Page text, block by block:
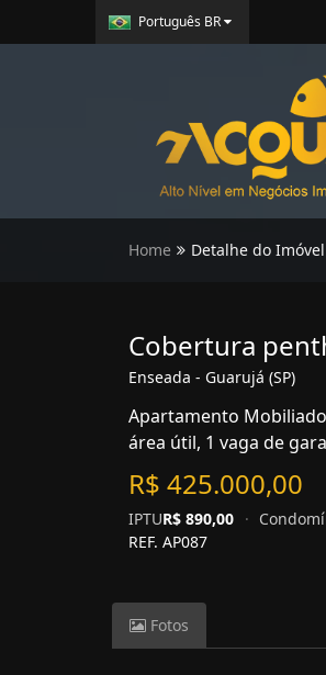
Português BR
Home Detalhe do Imóvel
Cobertura
Enseada - Guarujá (SP)
Apartamento
área útil, 1 vaga de
R$ 425.000,00
IPTUR$ 890,00 ·
REF. AP087
Fotos